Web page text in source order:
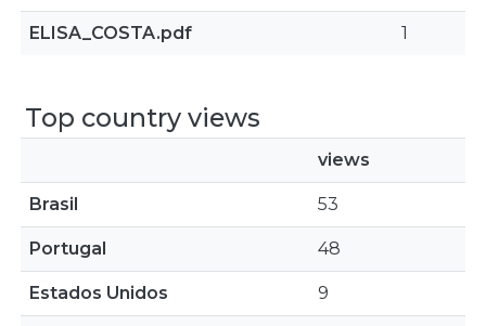
ELISA_COSTA.pdf 1
Top country views
views
Brasil 53
Portugal 48
Estados Unidos 9